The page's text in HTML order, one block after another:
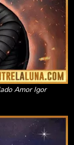
Amor Igor